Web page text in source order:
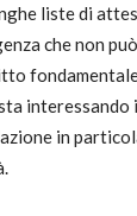
liste di
che non
interessando
in